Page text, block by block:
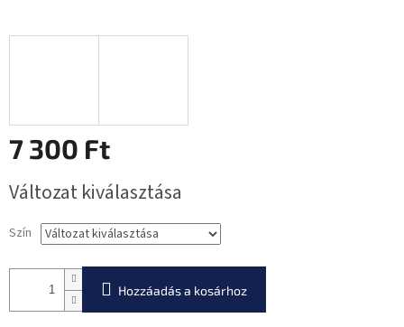
7 300 Ft
Változat kiválasztása
Szín
Hozzáadás a kosárhoz